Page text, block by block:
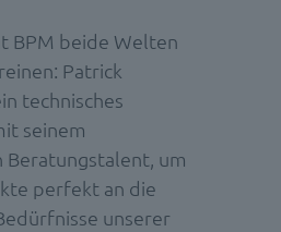
BPM beide Welten
Patrick
technisches
seinem
Beratungstalent, um
perfekt an die
unserer